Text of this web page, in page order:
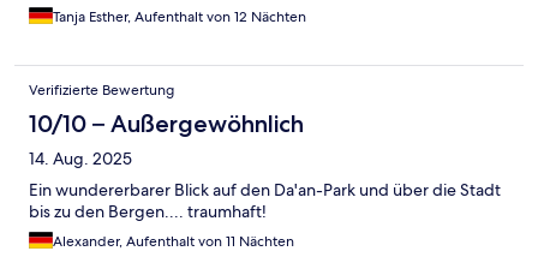
Tanja Esther, Aufenthalt von 12 Nächten
Verifizierte Bewertung
10/10 – Außergewöhnlich
14. Aug. 2025
Ein wundererbarer Blick auf den Da'an-Park und über die Stadt
bis zu den Bergen.... traumhaft!
Alexander, Aufenthalt von 11 Nächten